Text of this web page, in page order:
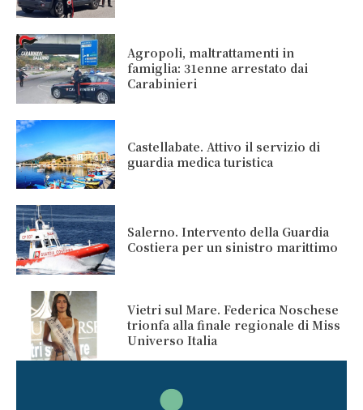
Agropoli, maltrattamenti in
famiglia: 31enne arrestato dai
Carabinieri
Castellabate. Attivo il servizio di
guardia medica turistica
Salerno. Intervento della Guardia
Costiera per un sinistro marittimo
Vietri sul Mare. Federica Noschese
trionfa alla finale regionale di Miss
Universo Italia